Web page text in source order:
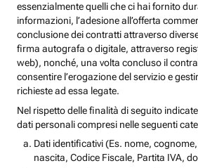
essenzialmente quelli che ci hai fornito
informazioni, l’adesione all’offerta
conclusione dei contratti attraverso
firma autografa o digitale, attraverso
web), nonché, una volta concluso il
consentire l’erogazione del servizio e
richieste ad essa legate.
Nel rispetto delle finalità di seguito
dati personali compresi nelle seguenti
Dati identificativi (Es. nome,
nascita, Codice Fiscale, Partita IVA,